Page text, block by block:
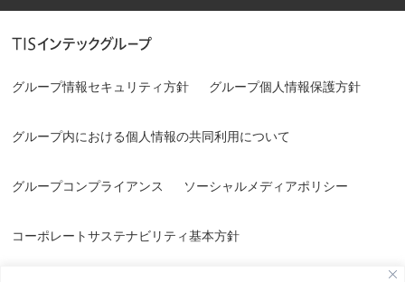
グループ情報セキュリティ方針 グループ個人情報保護方針
グループ内における個人情報の共同利用について
グループコンプライアンス ソーシャルメディアポリシー
コーポレートサステナビリティ基本方針